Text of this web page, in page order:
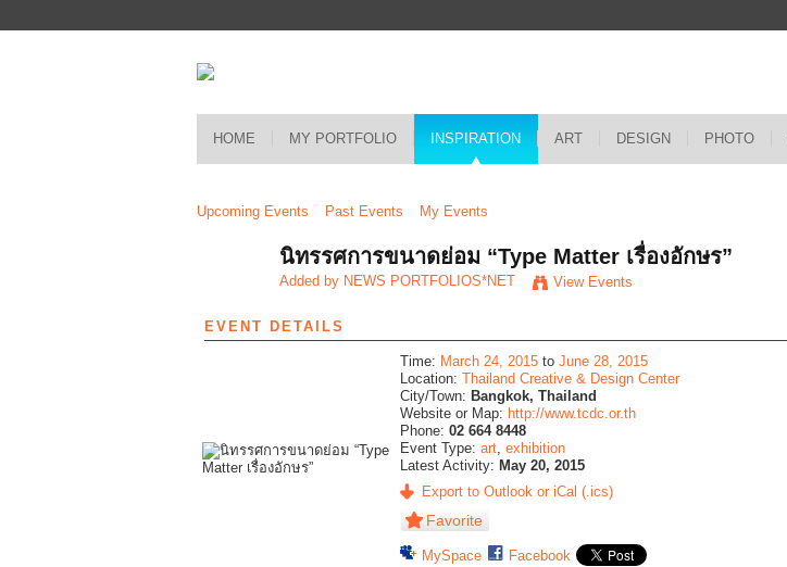
HOME MY PORTFOLIO INSPIRATION ART DESIGN PHOTO
Upcoming Events Past Events My Events
นิทรรศการขนาดย่อม “Type Matter เรื่องอักษร”
Added by NEWS PORTFOLIOS*NET View Events
EVENT DETAILS
Time: March 24, 2015 toJune 28, 2015
Location:Thailand Creative & Design Center
City/Town: Bangkok, Thailand
Website or Map: http://www.tcdc.or.th
Phone:02 664 8448
Event Type:art,exhibition
Latest Activity: May 20, 2015
Export to Outlook or iCal (.ics)
Favorite
MySpace Facebook